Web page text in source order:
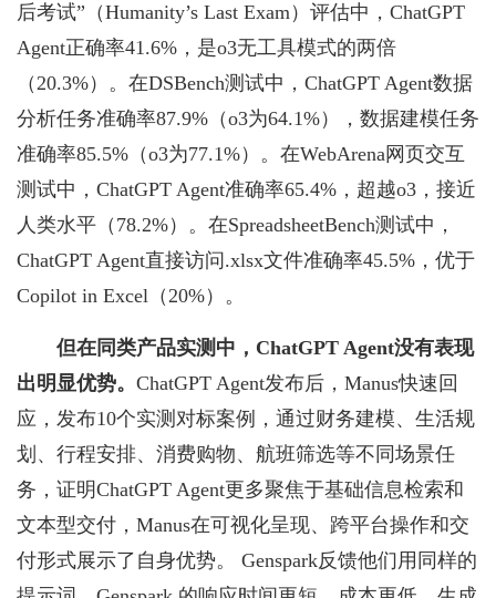
后考试”（Humanity’s Last Exam）评估中，ChatGPT
Agent正确率41.6%，是o3无工具模式的两倍
（20.3%）。在DSBench测试中，ChatGPT Agent数据
分析任务准确率87.9%（o3为64.1%），数据建模任务
准确率85.5%（o3为77.1%）。在WebArena网页交互
测试中，ChatGPT Agent准确率65.4%，超越o3，接近
人类水平（78.2%）。在SpreadsheetBench测试中，
ChatGPT Agent直接访问.xlsx文件准确率45.5%，优于
Copilot in Excel（20%）。
但在同类产品实测中，ChatGPT Agent没有表现
出明显优势。 ChatGPT Agent发布后，Manus快速回
应，发布10个实测对标案例，通过财务建模、生活规
划、行程安排、消费购物、航班筛选等不同场景任
务，证明ChatGPT Agent更多聚焦于基础信息检索和
文本型交付，Manus在可视化呈现、跨平台操作和交
付形式展示了自身优势。 Genspark反馈他们用同样的